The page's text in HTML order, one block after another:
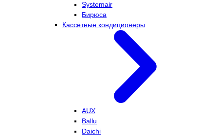
Systemair
Бирюса
Кассетные кондиционеры
AUX
Ballu
Daichi